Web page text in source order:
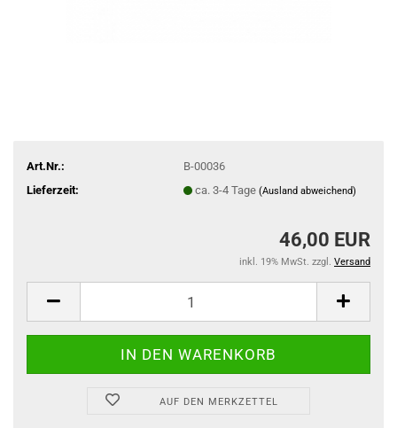
Art.Nr.:
B-00036
Lieferzeit:
ca. 3-4 Tage (Ausland abweichend)
46,00 EUR
inkl. 19% MwSt. zzgl. Versand
AUF DEN MERKZETTEL